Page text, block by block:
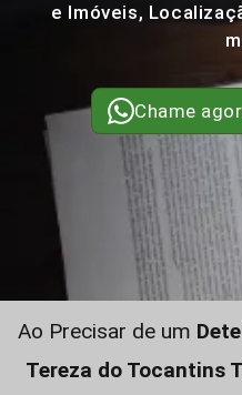
e Imóveis,
Chame
Ao Precisar de um
Tereza do Tocantins